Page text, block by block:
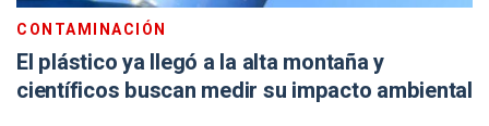
CONTAMINACIÓN
El plástico ya llegó a la alta montaña y
científicos buscan medir su impacto ambiental